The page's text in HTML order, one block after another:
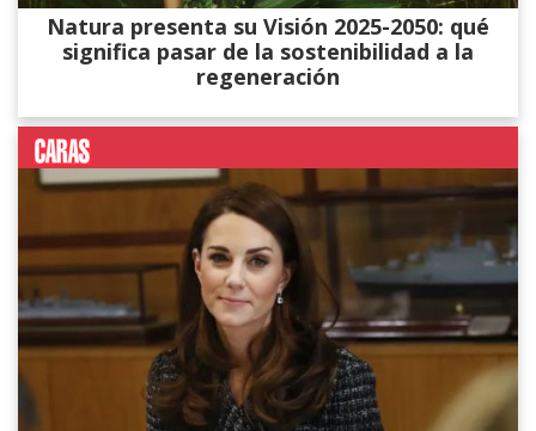
Natura presenta su Visión 2025-2050: qué
significa pasar de la sostenibilidad a la
regeneración